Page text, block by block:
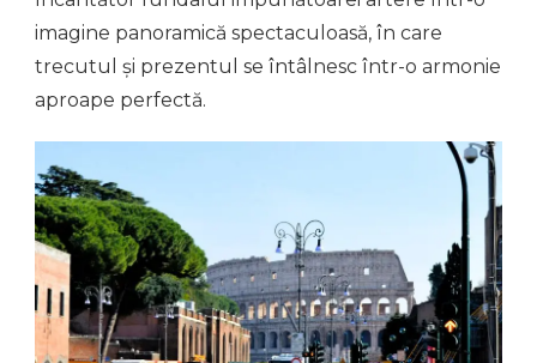
imagine panoramică spectaculoasă, în care
trecutul și prezentul se întâlnesc într-o armonie
aproape perfectă.